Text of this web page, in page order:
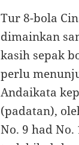
Tur 8-bola
dimainkan
kasih sepak
perlu
Andaikata
(padatan),
No. 9 had